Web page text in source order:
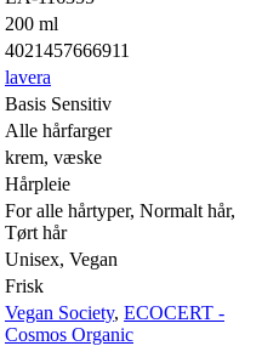
200 ml
4021457666911
lavera
Basis Sensitiv
Alle hårfarger
krem, væske
Hårpleie
For alle hårtyper, Normalt hår,
Tørt hår
Unisex, Vegan
Frisk
Vegan Society, ECOCERT -
Cosmos Organic